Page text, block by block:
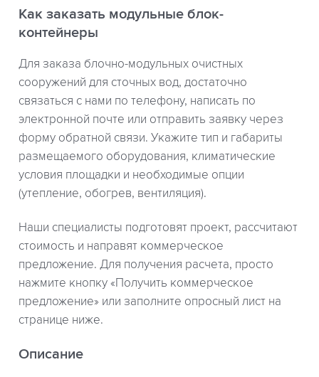
Как заказать модульные блок-
контейнеры
Для заказа блочно-модульных очистных
сооружений для сточных вод, достаточно
связаться с нами по телефону, написать по
электронной почте или отправить заявку через
форму обратной связи. Укажите тип и габариты
размещаемого оборудования, климатические
условия площадки и необходимые опции
(утепление, обогрев, вентиляция).
Наши специалисты подготовят проект, рассчитают
стоимость и направят коммерческое
предложение. Для получения расчета, просто
нажмите кнопку «Получить коммерческое
предложение» или заполните опросный лист на
странице ниже.
Описание